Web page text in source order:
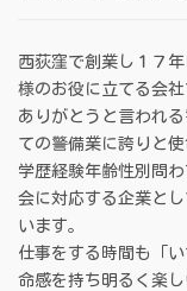
西荻窪で創業し１７
様のお役に立てる会社
ありがとうと言われ
ての警備業に誇りと使
学歴経験年齢性別問
会に対応する企業と
います。
仕事をする時間も「
命感を持ち明るく楽